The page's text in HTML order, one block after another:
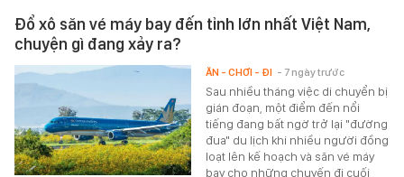
Đổ xô săn vé máy bay đến tỉnh lớn nhất Việt Nam,
chuyện gì đang xảy ra?
Sau nhiều tháng việc di chuyển bị
gián đoạn, một điểm đến nổi
tiếng đang bất ngờ trở lại "đường
đua" du lịch khi nhiều người đồng
loạt lên kế hoạch và săn vé máy
bay cho những chuyến đi cuối
ĂN - CHƠI - ĐI - 7 ngày trước